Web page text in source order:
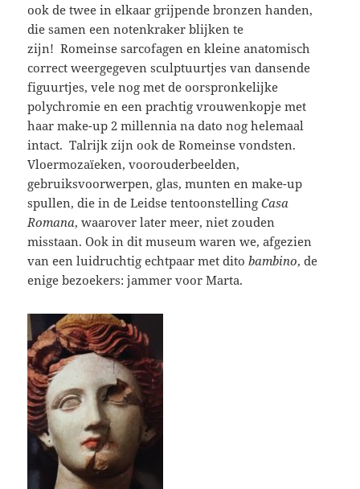
ook de twee in elkaar grijpende bronzen handen,
die samen een notenkraker blijken te
zijn! Romeinse sarcofagen en kleine anatomisch
correct weergegeven sculptuurtjes van dansende
figuurtjes, vele nog met de oorspronkelijke
polychromie en een prachtig vrouwenkopje met
haar make-up 2 millennia na dato nog helemaal
intact. Talrijk zijn ook de Romeinse vondsten.
Vloermozaïeken, voorouderbeelden,
gebruiksvoorwerpen, glas, munten en make-up
spullen, die in de Leidse tentoonstellingCasa
Romana, waarover later meer, niet zouden
misstaan. Ook in dit museum waren we, afgezien
van een luidruchtig echtpaar met ditobambino, de
enige bezoekers: jammer voor Marta.